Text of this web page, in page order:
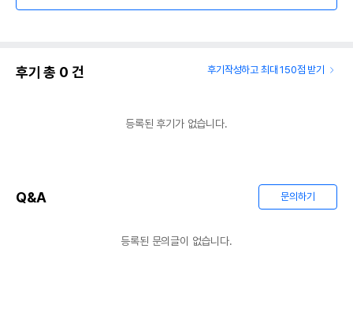
후기 총 0 건 후기작성하고 최대 150점 받기
등록된 후기가 없습니다.
Q&A 문의하기
등록된 문의글이 없습니다.